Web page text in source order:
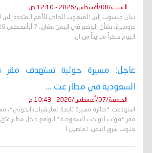
السبت/08/أغسطس/2026 - 12:10 ص
بيان منسوب إلى المبعوث الخاص للأمم المتحدة إلى
اليوم خطراً متزايداً من ال
عاجل: مسيرة حوثية تستهدف مقر
السعودية في مطار عت ...
الجمعة/07/أغسطس/2026 - 10:43 م
استهدفت *طائرة مسيرة تابعة لمليشيات الحوثي*،
مقر *قوات الواجب السعودية* الواقع داخل مطار
جنوب شرق اليمن. تفاصيل ا